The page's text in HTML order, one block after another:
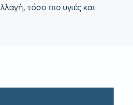
τόσο πιο υγιές και